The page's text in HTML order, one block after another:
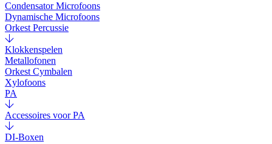
Condensator Microfoons
Dynamische Microfoons
Orkest Percussie
Klokkenspelen
Metallofonen
Orkest Cymbalen
Xylofoons
PA
Accessoires voor PA
DI-Boxen